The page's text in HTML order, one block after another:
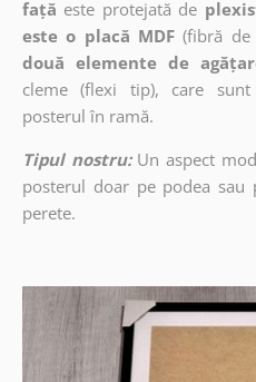
față este protejată de
este o placă MDF (fibră de
două elemente de
cleme (flexi tip), care
posterul în ramă.
Tipul nostru: Un aspect
posterul doar pe podea
perete.